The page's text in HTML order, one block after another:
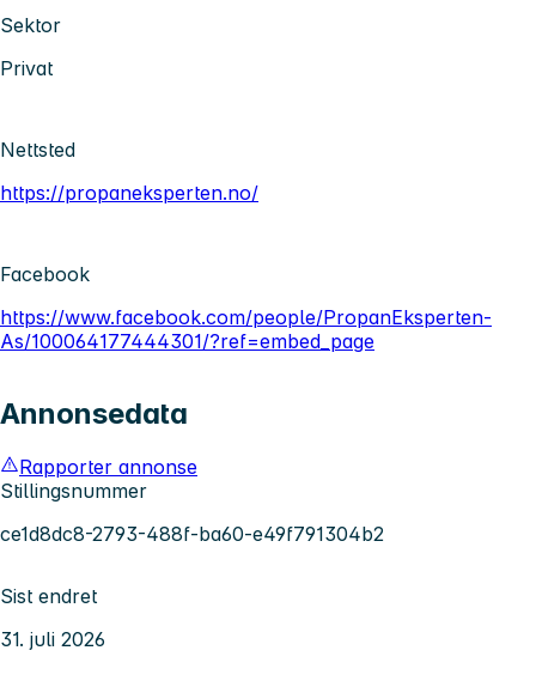
Sektor
Privat
Nettsted
https://propaneksperten.no/
Facebook
https://www.facebook.com/people/PropanEksperten-
As/100064177444301/?ref=embed_page
Annonsedata
Rapporter annonse
Stillingsnummer
ce1d8dc8-2793-488f-ba60-e49f791304b2
Sist endret
31. juli 2026